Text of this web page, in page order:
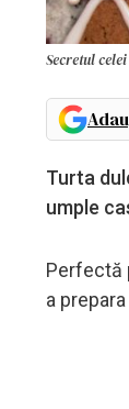
Secretul
Turta
umple
Perfectă
a